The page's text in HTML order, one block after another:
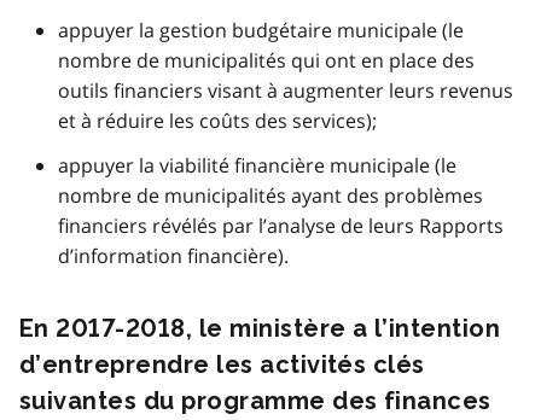
appuyer la gestion budgétaire municipale (le
nombre de municipalités qui ont en place des
outils financiers visant à augmenter leurs revenus
et à réduire les coûts des services);
appuyer la viabilité financière municipale (le
nombre de municipalités ayant des problèmes
financiers révélés par l’analyse de leurs Rapports
d’information financière).
En 2017-2018, le ministère a l’intention
d’entreprendre les activités clés
suivantes du programme des finances